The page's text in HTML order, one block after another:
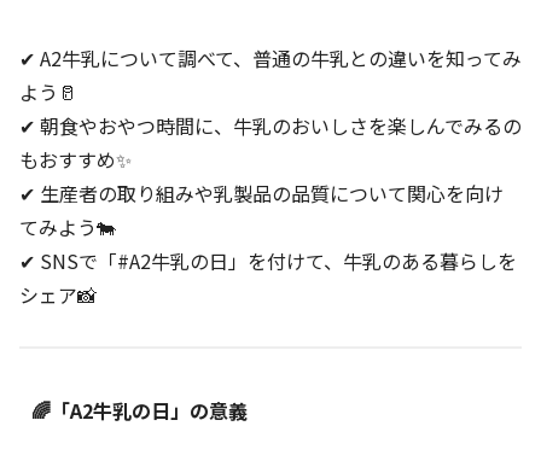
✔ A2牛乳について調べて、普通の牛乳との違いを知ってみ
よう🥛
✔ 朝食やおやつ時間に、牛乳のおいしさを楽しんでみるの
もおすすめ✨
✔ 生産者の取り組みや乳製品の品質について関心を向け
てみよう🐄
✔ SNSで「#A2牛乳の日」を付けて、牛乳のある暮らしを
シェア📸
🌈「A2牛乳の日」の意義